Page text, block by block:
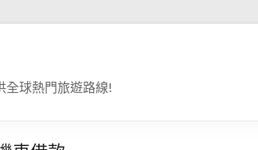
全球熱門旅遊路線!